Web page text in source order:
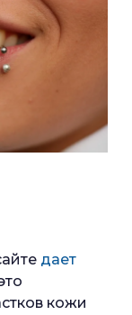
дает
кожи